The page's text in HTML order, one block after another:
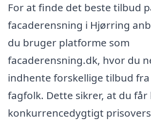
For at finde det beste tilbud
facaderensning i Hjørring
du bruger platforme som
facaderensning.dk, hvor du
indhente forskellige tilbud
fagfolk. Dette sikrer, at du får
konkurrencedygtigt